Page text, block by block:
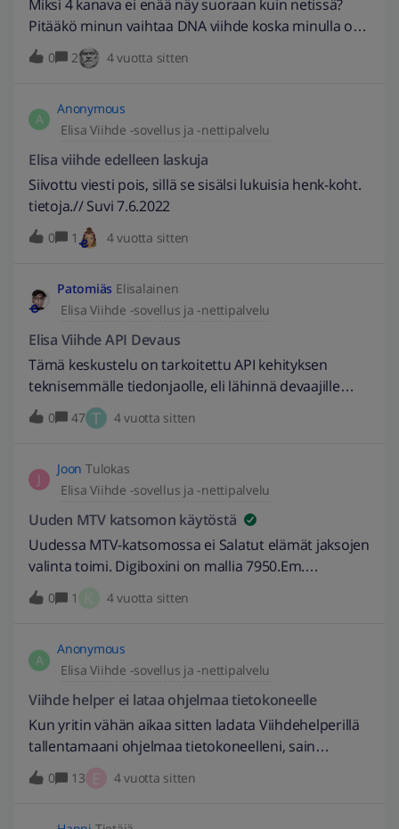
jälkeen se lyö itsensä kiinni valot palavat vielä
normaalisti noin 5min kunnes Network valo menee
punaiseksi eikä pelaa enää. Ainut tapa miten netin
laittaa takaisin. Myös on koitettu laittaa
tehdasasetukset yms vastaavat uudestaan boxiin
mitään muutosta. Olisi jotain toimivuutta kiva saada.
Kumminkin reitittimestä maksettu n. 400€ ja
liittymästä vähän päälle 30€/kk ettei turhasta
kumminkaan tarvi maksaa. Ongelma ollut siis noin
par kk. K
Miksi 4 kanava ei enää näy suoraan kuin netissä?
Pitääkö minun vaihtaa DNA viihde koska minulla on
DNA valokuituverkko?
0 2 4 vuotta sitten
A
Anonymous
Elisa Viihde -sovellus ja -nettipalvelu
Elisa viihde edelleen laskuja
Siivottu viesti pois, sillä se sisälsi lukuisia henk-koht.
tietoja.// Suvi 7.6.2022
0 1 4 vuotta sitten
Patomiäs Elisalainen
Elisa Viihde -sovellus ja -nettipalvelu
Elisa Viihde API Devaus
Tämä keskustelu on tarkoitettu API kehityksen
teknisemmälle tiedonjaolle, eli lähinnä devaajille
foorumiksi missä jakaa osaamista ja vinkkejä
toisilleen. Tänne voi myös ilmoitella API rajapinnassa
tietoa niille, jotka ovat kiinnostuneita liittymään
devaajiin ja ohjeet API keyn hankkimiseen (sisältää
myös sopimusten tulkinnasta paljon tietoa) API
Julkaisut ja bugiraportit on keskustelu, missä
devaajat voivat julkaista omia sovelluksiaan ja infota
näiden päivityksistä, tuolla voi myös ilmoitella
bugeista mitä käyttäjäpuolelta havaitaan API
GitHubista
0 47 T 4 vuotta sitten
J
Joon Tulokas
Elisa Viihde -sovellus ja -nettipalvelu
Uuden MTV katsomon käytöstä
Uudessa MTV-katsomossa ei Salatut elämät jaksojen
valinta toimi. Digiboxini on mallia 7950.Em.
Ohjelmasivulla boxin kaukosäädin ei reagoi
painalluksiin, jotta voisi kuvavalikosta valita
kaukosäätimessä, Samsung (8005) televisiossa vai
uuden Katsomon sivulla. Edellisessä Mtv versiossa
ongelmia ei ollut.Mahtaisiko kukaan tunnistaa
tällaista vikaa?
0 1 4 vuotta sitten
A
Anonymous
Elisa Viihde -sovellus ja -nettipalvelu
Viihde helper ei lataa ohjelmaa tietokoneelle
Kun yritin vähän aikaa sitten ladata Viihdehelperillä
tallentamaani ohjelmaa tietokoneelleni, sain
ilmoituksen: Viesti osoitteesta elisaviihde.fi Failed to
refresh token Onkohan kyseessä ongelma, josta
0 13 E 4 vuotta sitten